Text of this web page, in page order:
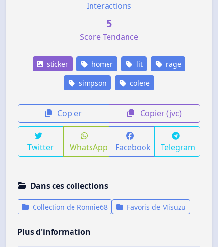
Interactions
5
Score Tendance
sticker homer lit rage
simpson colere
Copier Copier (jvc)
Twitter WhatsApp Facebook Telegram
Dans ces collections
Collection de Ronnie68 Favoris de Misuzu
Plus d'information